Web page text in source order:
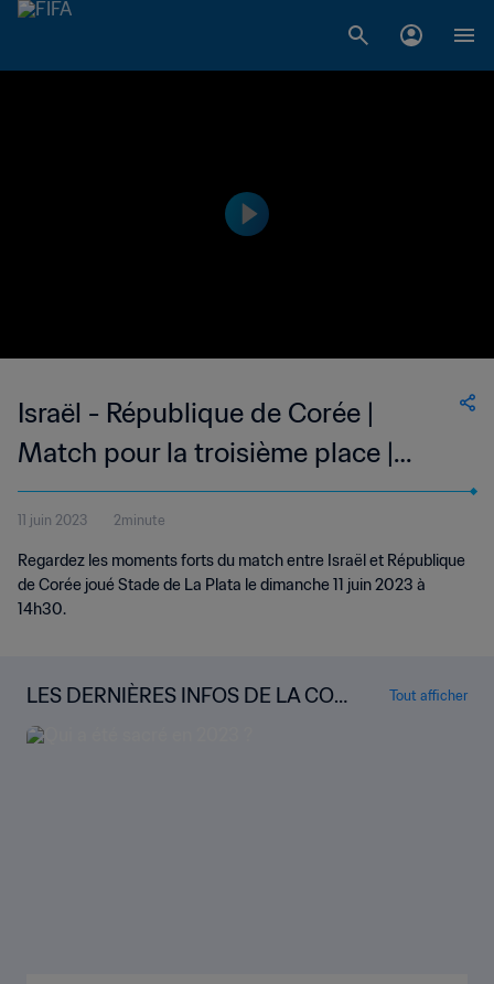
Israël - République de Corée |
Match pour la troisième place |
Coupe du Monde U-20 de la FIFA,
Argentine 2023™ | Résumé vidéo
11 juin 2023 2minute
Regardez les moments forts du match entre Israël et République
de Corée joué Stade de La Plata le dimanche 11 juin 2023 à
14h30.
LES DERNIÈRES INFOS DE LA COU
PE DU MONDE U-20 DE LA FIFA
Tout afficher